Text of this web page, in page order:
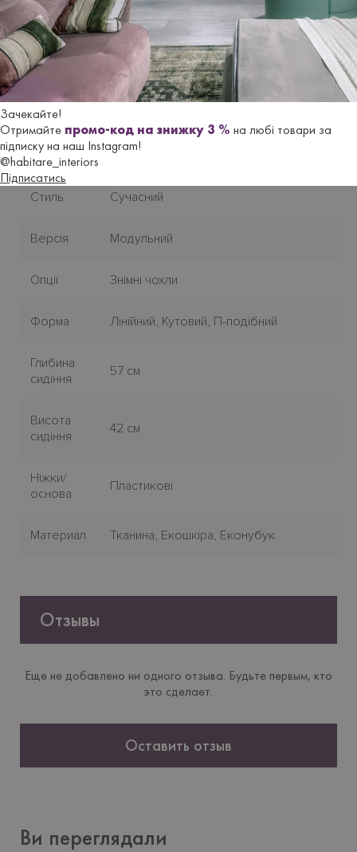
Зачекайте!
Отримайте промо-код на знижку 3 % на любі товари за
підписку на наш Instagram!
@habitare_interiors
Підписатись
Характеристики
Бренд LE COMFORT
Країна-
виробник
Італія
Стиль Сучасний
Версія Модульний
Опції Знімні чохли
Форма Лiнiйний, Кутовий, П-подiбний
Глибина
сидіння
57 см
Висота
сидіння
42 см
Нiжки/
основа
Пластиковi
Материал Тканина, Екошкіра, Еконубук
Отзывы
Еще не добавлено ни одного отзыва. Будьте первым, кто
это сделает.
Оставить отзыв
Ви переглядали